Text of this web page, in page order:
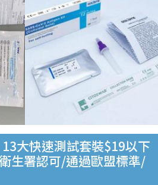
13大快速測試套裝$19以下
生署認可/通過歐盟標準/